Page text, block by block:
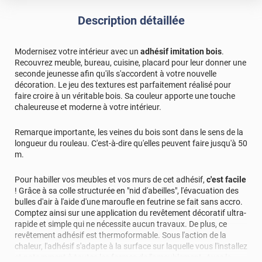
Très bon produits pour recouvrir des meubles
Description détaillée
Modernisez votre intérieur avec un adhésif imitation bois.
Recouvrez meuble, bureau, cuisine, placard pour leur donner une
seconde jeunesse afin qu'ils s'accordent à votre nouvelle
décoration. Le jeu des textures est parfaitement réalisé pour
faire croire à un véritable bois. Sa couleur apporte une touche
chaleureuse et moderne à votre intérieur.
Remarque importante, les veines du bois sont dans le sens de la
longueur du rouleau. C'est-à-dire qu'elles peuvent faire jusqu'à 50
m.
Pour habiller vos meubles et vos murs de cet adhésif, c'est facile
! Grâce à sa colle structurée en "nid d'abeilles", l'évacuation des
bulles d'air à l'aide d'une maroufle en feutrine se fait sans accro.
Comptez ainsi sur une application du revêtement décoratif ultra-
rapide et simple qui ne nécessite aucun travaux. De plus, ce
revêtement adhésif est thermoformable. Sous l'action de la
chaleur, l'adhésif s'adapte à la surface sur laquelle vous l'installez